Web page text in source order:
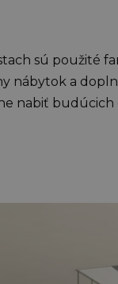
sú použité
nábytok a
nabiť budúcich